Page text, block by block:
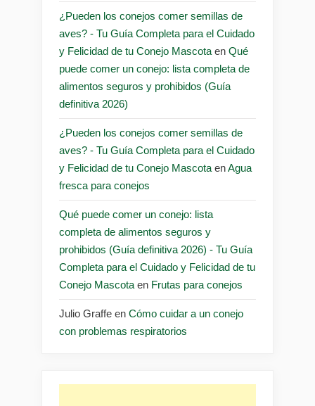
¿Pueden los conejos comer semillas de
aves? - Tu Guía Completa para el Cuidado
y Felicidad de tu Conejo Mascota en Qué
puede comer un conejo: lista completa de
alimentos seguros y prohibidos (Guía
definitiva 2026)
¿Pueden los conejos comer semillas de
aves? - Tu Guía Completa para el Cuidado
y Felicidad de tu Conejo Mascota enAgua
fresca para conejos
Qué puede comer un conejo: lista
completa de alimentos seguros y
prohibidos (Guía definitiva 2026) - Tu Guía
Completa para el Cuidado y Felicidad de tu
Conejo Mascota en Frutas para conejos
Julio Graffe en Cómo cuidar a un conejo
con problemas respiratorios